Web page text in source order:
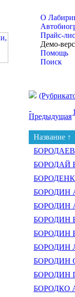
О
Прайс-
Демо-
Помощь
Поиск
Предыдущая
Название ↑
БОРОДАЕВ
БОРОДАЙ
БОРОДИН
БОРОДИН
БОРОДИН
БОРОДИН
БОРОДИН
БОРОДИН
БОРОДИН
БОРОДКО